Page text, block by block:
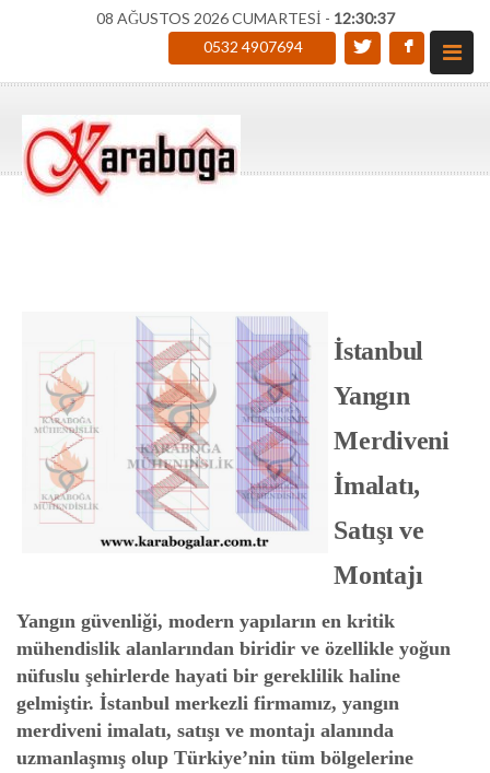
08 AĞUSTOS 2026 CUMARTESİ - 12:30:38
0532 4907694
İstanbul
Yangın
Merdiveni
İmalatı,
Satışı ve
Montajı
Yangın güvenliği, modern yapıların en kritik
mühendislik alanlarından biridir ve özellikle yoğun
nüfuslu şehirlerde hayati bir gereklilik haline
gelmiştir. İstanbul merkezli firmamız, yangın
merdiveni imalatı, satışı ve montajı alanında
uzmanlaşmış olup Türkiye’nin tüm bölgelerine